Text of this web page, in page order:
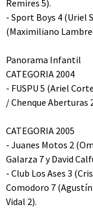
Remires 5).
- Sport Boys 4 (Uriel
(Maximiliano
Panorama Infantil
CATEGORIA 2004
- FUSPU 5 (Ariel
/ Chenque Aberturas
CATEGORIA 2005
- Juanes Motos 2
Galarza 7 y David
- Club Los Ases 3
Comodoro 7
Vidal 2).